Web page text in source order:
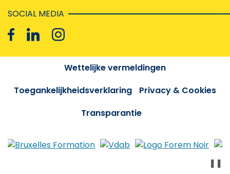
SOCIAL MEDIA
Wettelijke vermeldingen
Toegankelijkheidsverklaring
Privacy & Cookies
Transparantie
❚❚